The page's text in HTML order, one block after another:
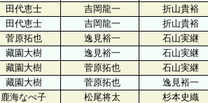
田代恵士 吉岡龍一
折山貴裕
田代恵士 吉岡龍一
折山貴裕
菅原拓也 逸見裕一
石山実継
藏園大樹 逸見裕一
石山実継
藏園大樹 菅原拓也
石山実継
藏園大樹 菅原拓也
逸見裕一
鹿海なべ子 松尾将太
杉本史織